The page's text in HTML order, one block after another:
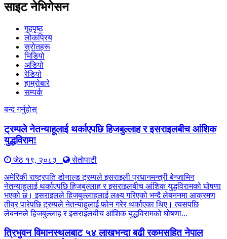
साइट नेभिगेसन
गृहपृष्ठ
लोकप्रिय
स्रोतहरू
भिडियो
अडियो
रेडियो
हाम्रोबारे
सम्पर्क
बन्द गर्नुहोस्
ट्रम्पले नेतन्याहूलाई थर्काएपछि हिजबुल्लाह र इसराइलबीच आंशिक
युद्धविराम!
जेठ १९, २०८३
सेतोपाटी
अमेरिकी राष्ट्रपति डोनाल्ड ट्रम्पले इसराइली प्रधानमन्त्री बेन्जामिन
नेतन्याहूलाई थर्काएपछि हिजबुल्लाह र इसराइलबीच आंशिक युद्धविरामको घोषणा
भएको छ। इसराइलले हिजबुल्लाहलाई लक्ष्य गरिएको भन्दै लेबननमा आक्रमण
तीव्र पारेपछि ट्रम्पले नेतन्याहूलाई फोन गरेर थर्काएका थिए। त्यसपछि
लेबननले हिजबुल्लाह र इसराइलबीच आंशिक युद्धविरामको घोषणा...
त्रिभुवन विमानस्थलबाट ५४ लाखभन्दा बढी रकमसहित नेपाल